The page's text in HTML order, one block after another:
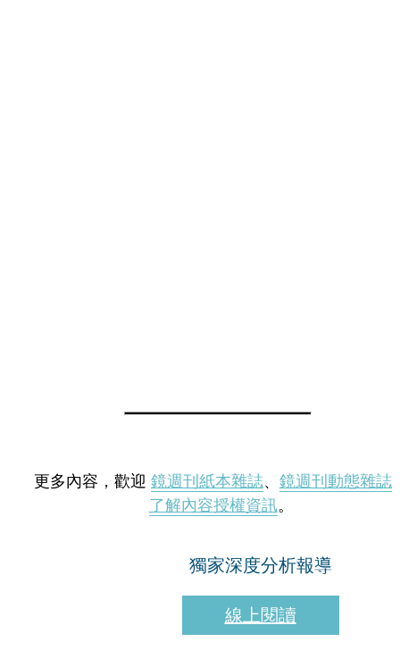
更多內容，歡迎 鏡週刊紙本雜誌、 鏡週刊動態雜誌
了解內容授權資訊。
獨家深度分析報導
線上閱讀